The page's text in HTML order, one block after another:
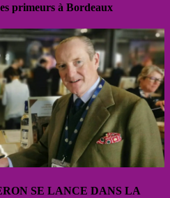
primeurs à Bordeaux
SE LANCE DANS LA